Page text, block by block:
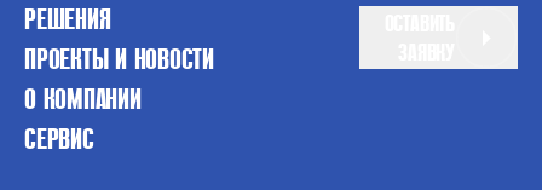
РЕШЕНИЯ
ПРОЕКТЫ И НОВОСТИ
О КОМПАНИИ
СЕРВИС